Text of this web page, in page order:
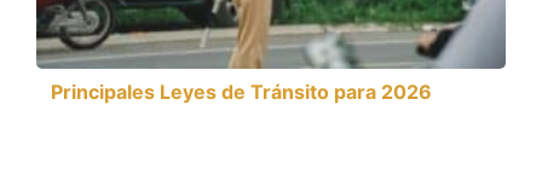
Principales Leyes de Tránsito para 2026